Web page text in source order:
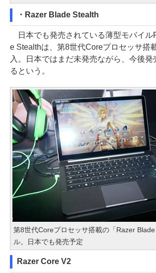
・Razer Blade Stealth
日本でも発売されている薄型モバイル
e Stealthは、第8世代Coreプロセッサ搭
入。日本ではまだ未発売ながら、今後発
るという。
第8世代Coreプロセッサ搭載の「Razer
ル。日本でも発売予定
Razer Core V2